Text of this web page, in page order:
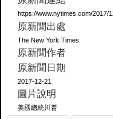
https://www.nytimes.com/2017/
原新聞出處
The New York Times
原新聞作者
原新聞日期
2017-12-21
圖片說明
美國總統川普